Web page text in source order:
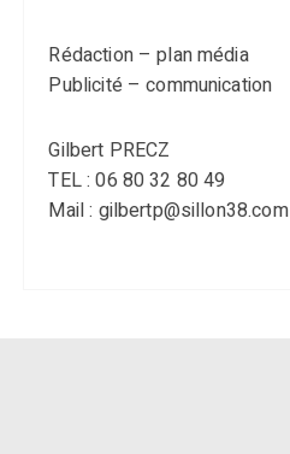
Rédaction – plan média
Publicité – communication
Gilbert PRECZ
TEL : 06 80 32 80 49
Mail : gilbertp@sillon38.com